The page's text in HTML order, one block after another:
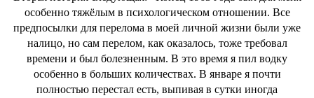
особенно тяжёлым в психологическом отношении. Все
предпосылки для перелома в моей личной жизни были уже
налицо, но сам перелом, как оказалось, тоже требовал
времени и был болезненным. В это время я пил водку
особенно в больших количествах. В январе я почти
полностью перестал есть, выпивая в сутки иногда